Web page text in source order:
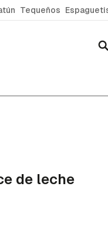
Tequeños
de leche